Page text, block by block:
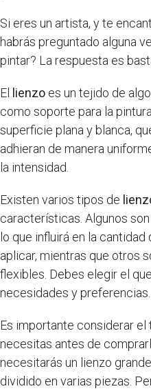
Si eres un artista, y te
habrás preguntado alguna
pintar? La respuesta es
El lienzo es un tejido de
como soporte para la
superficie plana y blanca,
adhieran de manera
la intensidad.
Existen varios tipos de
características. Algunos
lo que influirá en la
aplicar, mientras que otros
flexibles. Debes elegir el
necesidades y preferencias.
Es importante considerar el
necesitas antes de
necesitarás un lienzo
dividido en varias piezas.